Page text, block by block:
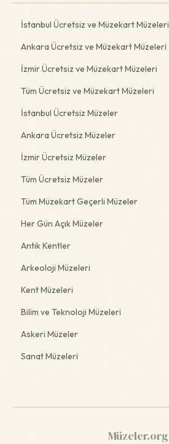
İstanbul Ücretsiz ve Müzekart Müzeleri
Ankara Ücretsiz ve Müzekart Müzeleri
İzmir Ücretsiz ve Müzekart Müzeleri
Tüm Ücretsiz ve Müzekart Müzeleri
İstanbul Ücretsiz Müzeler
Ankara Ücretsiz Müzeler
İzmir Ücretsiz Müzeler
Tüm Ücretsiz Müzeler
Tüm Müzekart Geçerli Müzeler
Her Gün Açık Müzeler
Antik Kentler
Arkeoloji Müzeleri
Kent Müzeleri
Bilim ve Teknoloji Müzeleri
Askeri Müzeler
Sanat Müzeleri
Müzeler.org